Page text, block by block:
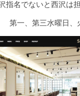
指名でないと西沢は
第一、第三水曜日、